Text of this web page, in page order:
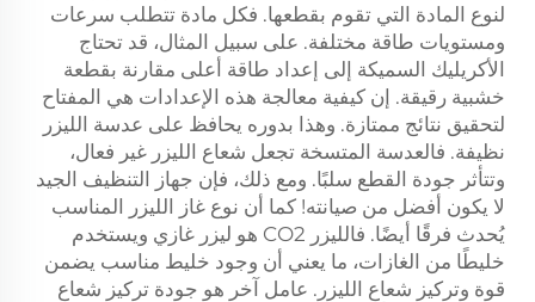
لنوع المادة التي تقوم بقطعها. فكل مادة تتطلب سرعات
ومستويات طاقة مختلفة. على سبيل المثال، قد تحتاج
الأكريليك السميكة إلى إعداد طاقة أعلى مقارنة بقطعة
خشبية رقيقة. إن كيفية معالجة هذه الإعدادات هي المفتاح
لتحقيق نتائج ممتازة. وهذا بدوره يحافظ على عدسة الليزر
نظيفة. فالعدسة المتسخة تجعل شعاع الليزر غير فعال،
وتتأثر جودة القطع سلبًا. ومع ذلك، فإن جهاز التنظيف الجيد
لا يكون أفضل من صيانته! كما أن نوع غاز الليزر المناسب
يُحدث فرقًا أيضًا. فالليزر CO2 هو ليزر غازي ويستخدم
خليطًا من الغازات، ما يعني أن وجود خليط مناسب يضمن
قوة وتركيز شعاع الليزر. عامل آخر هو جودة تركيز شعاع